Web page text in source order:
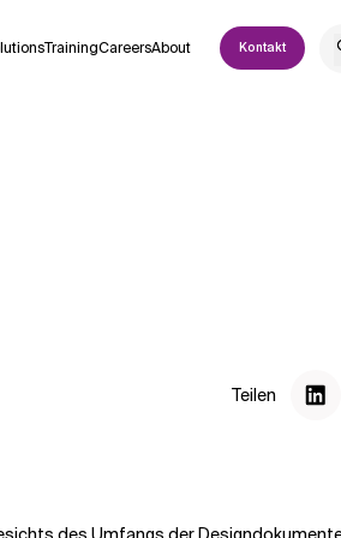
TrainingCareersAbout Kontakt
Teilen